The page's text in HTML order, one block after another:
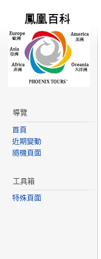
導覽
首頁
近期變動
隨機頁面
工具箱
特殊頁面